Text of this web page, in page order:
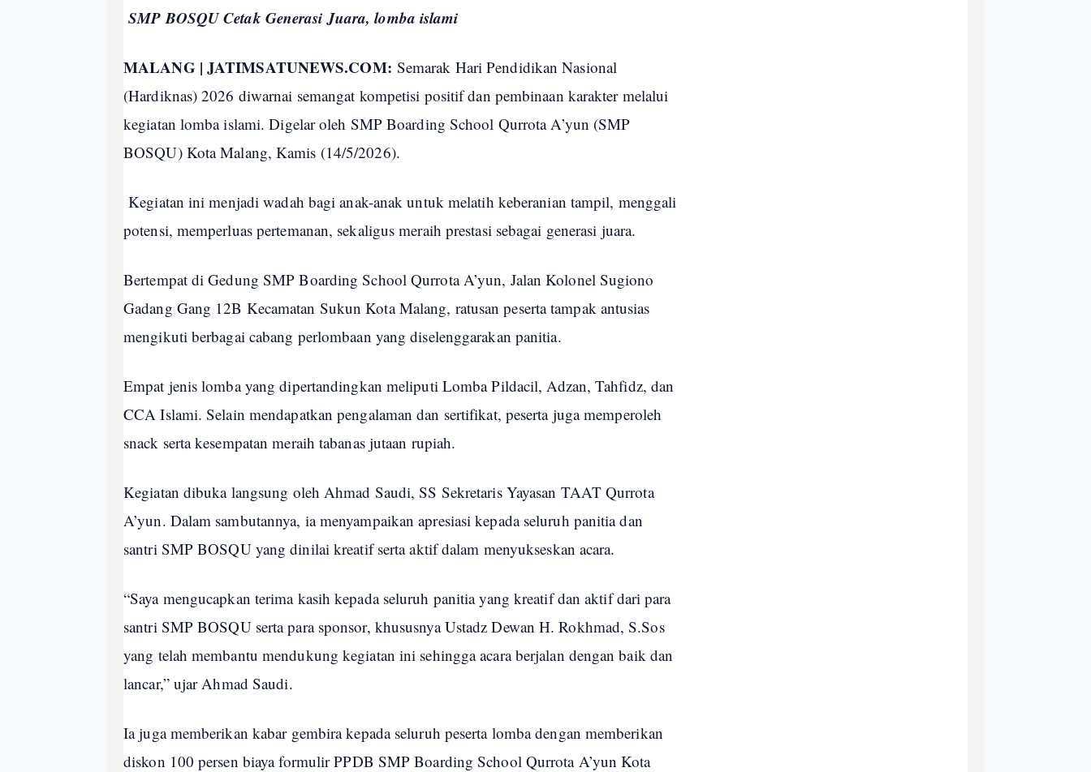
SMP BOSQU Cetak Generasi Juara, lomba islami
MALANG | JATIMSATUNEWS.COM: Semarak Hari Pendidikan Nasional
(Hardiknas) 2026 diwarnai semangat kompetisi positif dan pembinaan karakter melalui
kegiatan lomba islami. Digelar oleh SMP Boarding School Qurrota A’yun (SMP
BOSQU) Kota Malang, Kamis (14/5/2026).
Kegiatan ini menjadi wadah bagi anak-anak untuk melatih keberanian tampil, menggali
potensi, memperluas pertemanan, sekaligus meraih prestasi sebagai generasi juara.
Bertempat di Gedung SMP Boarding School Qurrota A’yun, Jalan Kolonel Sugiono
Gadang Gang 12B Kecamatan Sukun Kota Malang, ratusan peserta tampak antusias
mengikuti berbagai cabang perlombaan yang diselenggarakan panitia.
Empat jenis lomba yang dipertandingkan meliputi Lomba Pildacil, Adzan, Tahfidz, dan
CCA Islami. Selain mendapatkan pengalaman dan sertifikat, peserta juga memperoleh
snack serta kesempatan meraih tabanas jutaan rupiah.
Kegiatan dibuka langsung oleh Ahmad Saudi, SS Sekretaris Yayasan TAAT Qurrota
A’yun. Dalam sambutannya, ia menyampaikan apresiasi kepada seluruh panitia dan
santri SMP BOSQU yang dinilai kreatif serta aktif dalam menyukseskan acara.
“Saya mengucapkan terima kasih kepada seluruh panitia yang kreatif dan aktif dari para
santri SMP BOSQU serta para sponsor, khususnya Ustadz Dewan H. Rokhmad, S.Sos
yang telah membantu mendukung kegiatan ini sehingga acara berjalan dengan baik dan
lancar,” ujar Ahmad Saudi.
Ia juga memberikan kabar gembira kepada seluruh peserta lomba dengan memberikan
diskon 100 persen biaya formulir PPDB SMP Boarding School Qurrota A’yun Kota